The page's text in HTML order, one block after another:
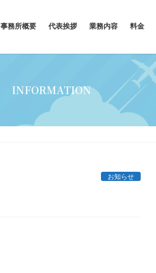
事務所概要 代表挨拶 業務内容 料金
INFORMATION
お知らせ